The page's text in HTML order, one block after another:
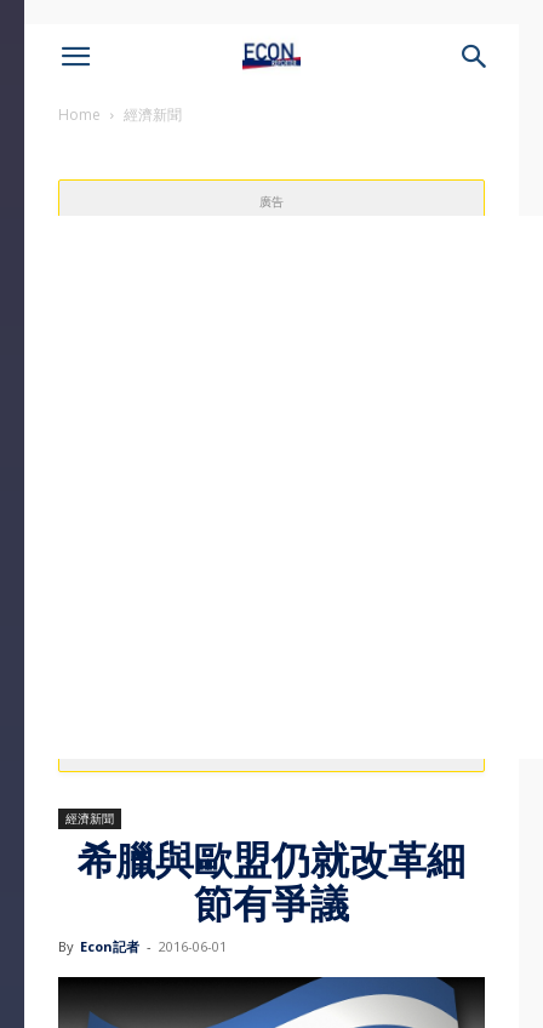
Home 經濟新聞
廣告
經濟新聞
希臘與歐盟仍就改革細
節有爭議
By Econ記者 - 2016-06-01